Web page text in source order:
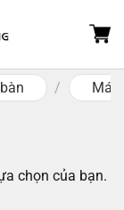
/ Máy
chọn của bạn.